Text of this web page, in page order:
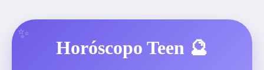
Horóscopo Teen 🔮